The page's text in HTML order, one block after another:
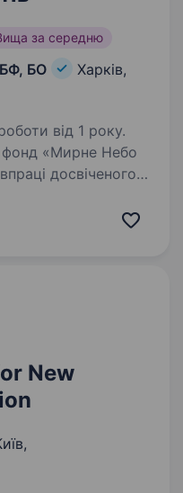
за середню
БО
Харків,
від 1 року.
досвіченого
які потребують
New